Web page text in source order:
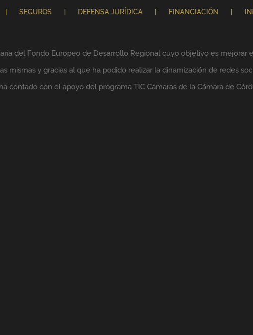
SEGUROS DEFENSA JURÍDICA FINANCIACIÓN
del Fondo Europeo de Desarrollo Regional cuyo objetivo es mejorar
mismas y gracias al que ha podido realizar la dinamización de redes
contado con el apoyo del programa TIC Cámaras de la Cámara de